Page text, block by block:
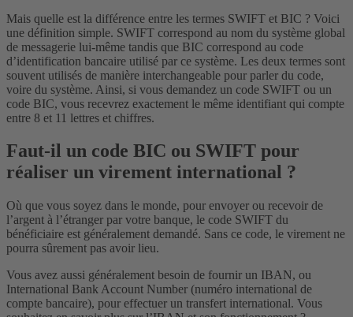
Mais quelle est la différence entre les termes SWIFT et BIC ? Voici
une définition simple. SWIFT correspond au nom du système global
de messagerie lui-même tandis que BIC correspond au code
d’identification bancaire utilisé par ce système. Les deux termes sont
souvent utilisés de manière interchangeable pour parler du code,
voire du système. Ainsi, si vous demandez un code SWIFT ou un
code BIC, vous recevrez exactement le même identifiant qui compte
entre 8 et 11 lettres et chiffres.
Faut-il un code BIC ou SWIFT pour
réaliser un virement international ?
Où que vous soyez dans le monde, pour envoyer ou recevoir de
l’argent à l’étranger par votre banque, le code SWIFT du
bénéficiaire est généralement demandé. Sans ce code, le virement ne
pourra sûrement pas avoir lieu.
Vous avez aussi généralement besoin de fournir un IBAN, ou
International Bank Account Number (numéro international de
compte bancaire), pour effectuer un transfert international. Vous